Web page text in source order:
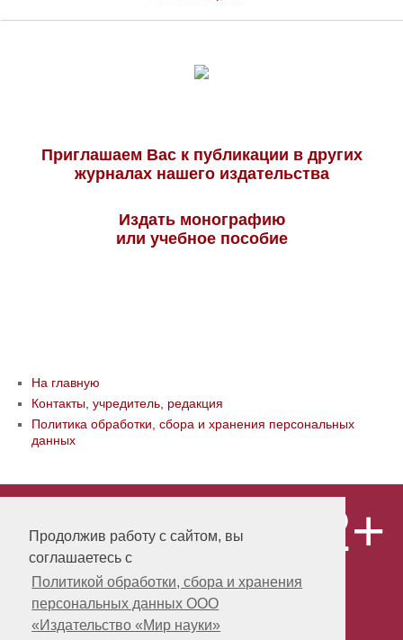
Продолжив работу с сайтом, вы
соглашаетесь с
Политикой обработки, сбора и хранения
персональных данных ООО
«Издательство «Мир науки»
Приглашаем Вас к публикации в других
журналах нашего издательства
Издать монографию
или учебное пособие
На главную
Контакты, учредитель, редакция
Политика обработки, сбора и хранения персональных
данных
«Publishing company «World of science»,
LLC Материалы, размещенные на сайте,
охраняются Законом о защите авторских
прав. Публикация любых материалов
этого сайта запрещена без
предварительного согласования с
издательством. Авторские права на
12+